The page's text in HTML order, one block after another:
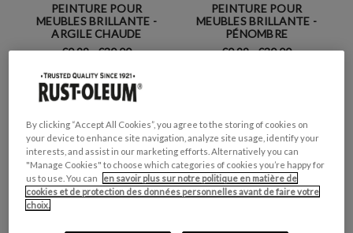
PEINTURE POUR
MEUBLES BRILLANTE -
ARGILE CHAUDE
€0,99 - €30,00
PEINTURE POUR
MEUBLES BRILLANTE -
PÉNOMBRE
€0,99 - €30,00
By clicking “Accept All Cookies”, you agree to the storing of cookies on
your device to enhance site navigation, analyze site usage, identify your
interests, and assist in our marketing efforts. Alternatively you can
"Manage Cookies" to choose which categories of cookies you’re happy for
us to use. You can
en savoir plus sur notre politique en matière de
cookies et de protection des données personnelles avant de faire votre
choix.